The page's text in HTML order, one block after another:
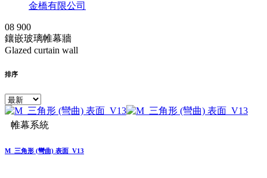
金橋有限公司
08 900
鑲嵌玻璃帷幕牆
Glazed curtain wall
排序
帷幕系統
M_三角形 (彎曲) 表面_V13